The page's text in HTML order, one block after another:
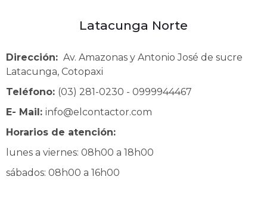
Latacunga Norte
Dirección: Av. Amazonas y Antonio José de sucre
Latacunga, Cotopaxi
Teléfono: (03) 281-0230 - 0999944467
E- Mail: info@elcontactor.com
Horarios de atención:
lunes a viernes: 08h00 a 18h00
sábados: 08h00 a 16h00